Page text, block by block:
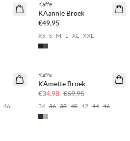
NEWS
Kaffe
KAannie Broek
€49,95
XS S M L XL XXL
46
SAVE20
Kaffe
KAmette Broek
€34,98 €69,95
34 36 38 40 42 44 46